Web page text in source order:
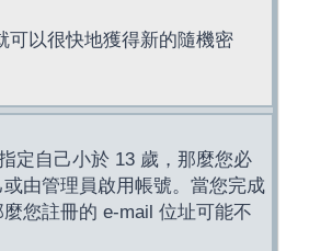
可以很快地獲得新的隨機密
定自己小於 13 歲，那麼您必
由管理員啟用帳號。當您完成
您註冊的 e-mail 位址可能不